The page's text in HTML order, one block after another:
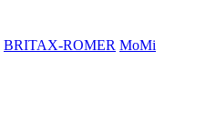
BRITAX-ROMER MoMi